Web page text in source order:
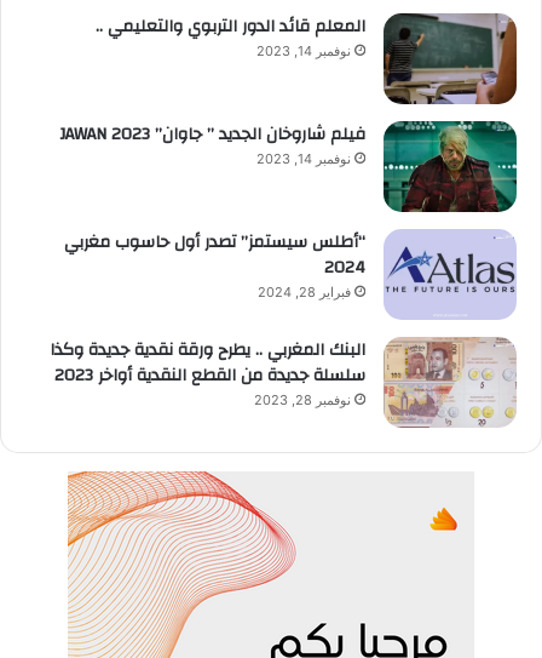
المعلم قائد الدور التربوي والتعليمي ..
نوفمبر 14, 2023
فيلم شاروخان الجديد ” جاوان” JAWAN 2023
نوفمبر 14, 2023
“أطلس سيستمز” تصدر أول حاسوب مغربي
2024
فبراير 28, 2024
البنك المغربي .. يطرح ورقة نقدية جديدة وكذا
سلسلة جديدة من القطع النقدية أواخر 2023
نوفمبر 28, 2023